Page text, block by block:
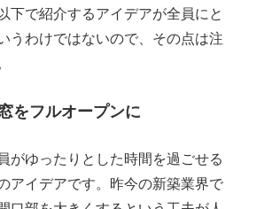
下で紹介するアイデアが全員にと
うわけではないので、その点は注
をフルオープンに
がゆったりとした時間を過ごせる
アイデアです。昨今の新築業界で